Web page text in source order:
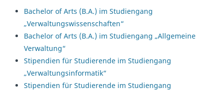
Bachelor of Arts (B.A.) im Studiengang
„Verwaltungswissenschaften“
Bachelor of Arts (B.A.) im Studiengang „Allgemeine
Verwaltung“
Stipendien für Studierende im Studiengang
„Verwaltungsinformatik“
Stipendien für Studierende im Studiengang